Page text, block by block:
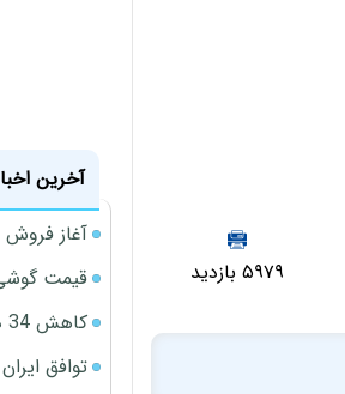
۵۹۷۹ بازدید
آخرین
آغاز فروش فوری
قیمت
کاهش 34 درصدی فروش خودروسازان داخلی در 4 ماه
توافق ایران و عمان